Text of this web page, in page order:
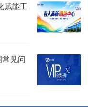
赋能工
见问